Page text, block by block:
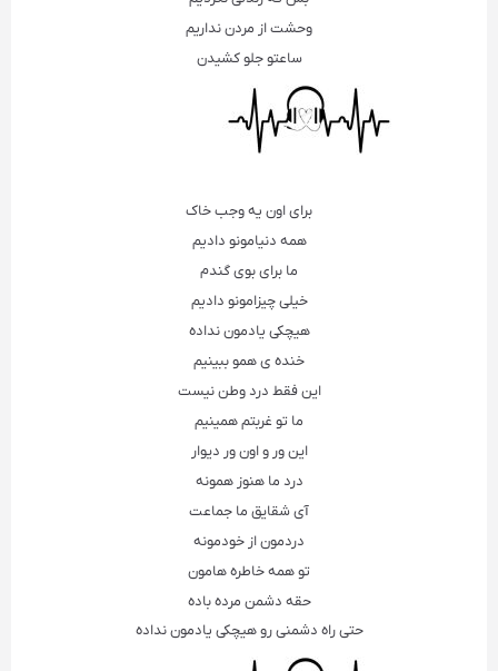
وحشت از مردن نداریم
ساعتو جلو کشیدن
برای اون یه وجب خاک
همه دنیامونو دادیم
ما برای بوی گندم
خیلی چیزامونو دادیم
هیچکی یادمون نداده
خنده ی همو ببینیم
این فقط درد وطن نیست
ما تو غربتم همینیم
این ور و اون ور دیوار
درد ما هنوز همونه
آی شقایق ما جماعت
دردمون از خودمونه
تو همه خاطره هامون
حقه دشمن مرده باده
حتی راه دشمنی رو هیچکی یادمون نداده